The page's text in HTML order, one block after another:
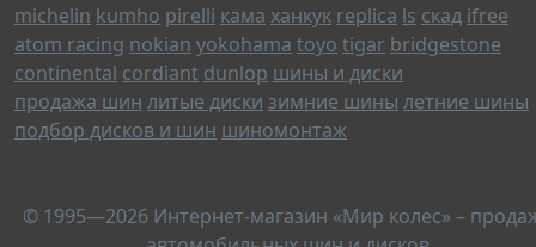
michelin kumho pirelli кама ханкук replica ls скад ifree
atom racing nokian yokohama toyo tigar bridgestone
continental cordiant dunlop шины и диски
продажа шин литые диски зимние шины летние шины
подбор дисков и шин шиномонтаж
© 1995—2026 Интернет-магазин «Мир колес» –